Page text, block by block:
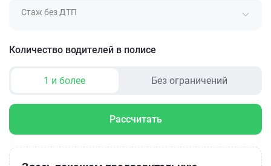
Стаж без ДТП
Количество водителей в полисе
1 и более Без ограничений
Рассчитать